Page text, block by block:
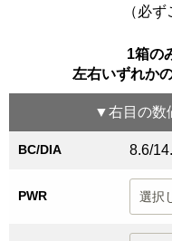
（必
1箱の
左右いずれか
▼右目 の数
BC/DIA 8.6/
PWR